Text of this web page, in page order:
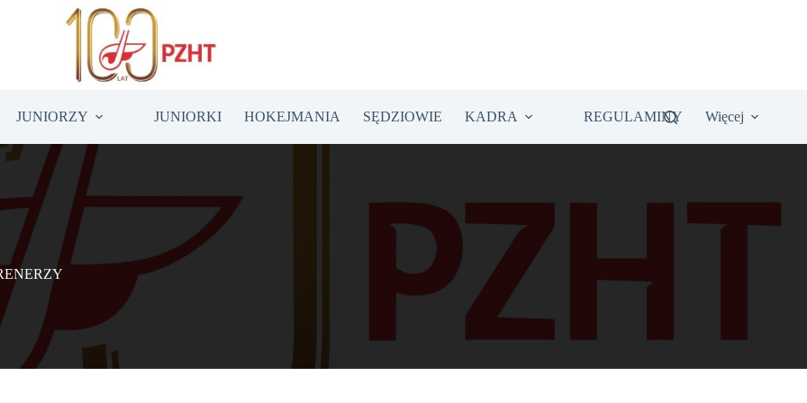
JUNIORZY JUNIORKI HOKEJMANIA SĘDZIOWIE KADRA REGULAMINY Więcej